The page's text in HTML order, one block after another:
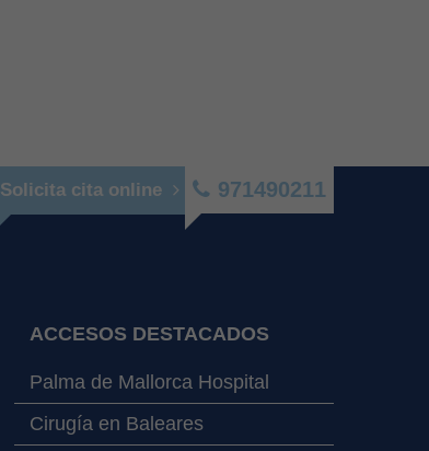
Solicita cita online 971490211
ACCESOS DESTACADOS
Palma de Mallorca Hospital
Cirugía en Baleares